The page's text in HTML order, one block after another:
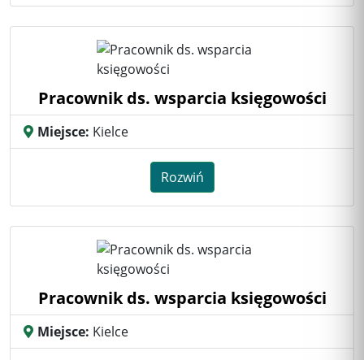
Pracownik ds. wsparcia księgowości
Miejsce: Kielce
Rozwiń
Pracownik ds. wsparcia księgowości
Miejsce: Kielce